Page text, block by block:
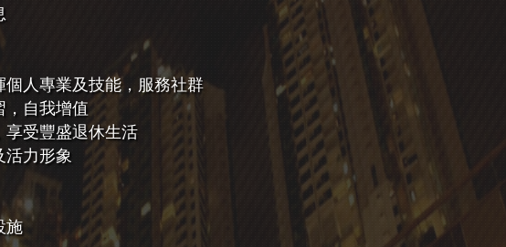
人專業及技能，服務社群
，自我增值
享受豐盛退休生活
活力形象
施